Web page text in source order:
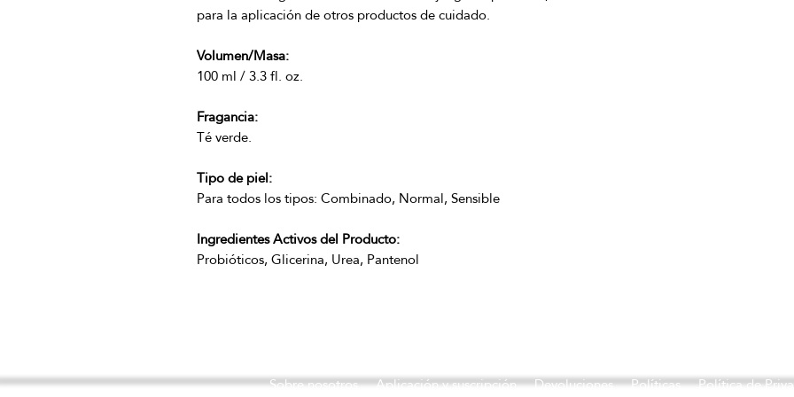
Volumen/Masa:
Fragancia:
Tipo de piel:
Ingredientes Activos del Producto:
Probióticos, Glicerina, Urea, Pantenol
Sobre nosotros Aplicación y suscripción Devoluciones Políticas Política de